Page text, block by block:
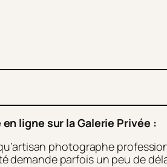
ligne sur la Galerie Privée :
photographe
demande parfois un peu de